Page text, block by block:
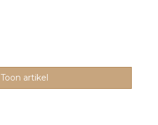
Toon artikel